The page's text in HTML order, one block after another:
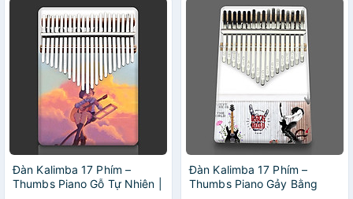
Đàn Kalimba 17 Phím –
Thumbs Piano Gỗ Tự Nhiên |
Đàn Kalimba 17 Phím –
Thumbs Piano Gảy Bằng